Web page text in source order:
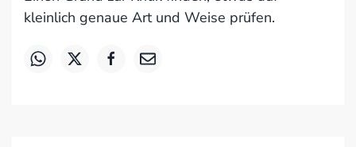
kleinlich genaue Art und Weise prüfen.